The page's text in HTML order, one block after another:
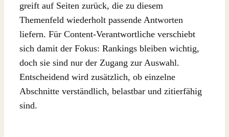
greift auf Seiten zurück, die zu diesem
Themenfeld wiederholt passende Antworten
liefern. Für Content-Verantwortliche verschiebt
sich damit der Fokus: Rankings bleiben wichtig,
doch sie sind nur der Zugang zur Auswahl.
Entscheidend wird zusätzlich, ob einzelne
Abschnitte verständlich, belastbar und zitierfähig
sind.